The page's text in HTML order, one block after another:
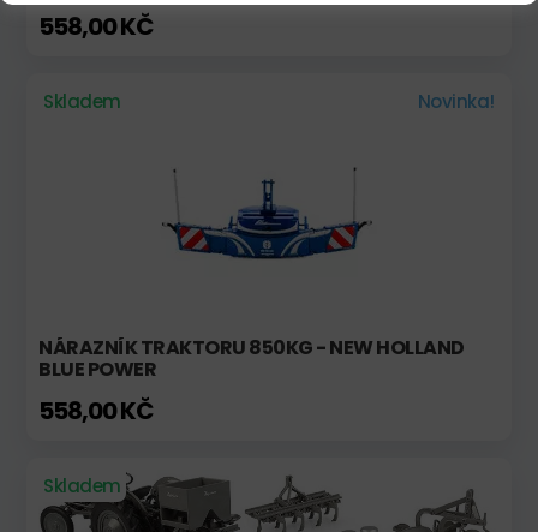
558,00 KČ
Skladem Novinka!
NÁRAZNÍK TRAKTORU 850KG - NEW HOLLAND
BLUE POWER
558,00 KČ
Skladem